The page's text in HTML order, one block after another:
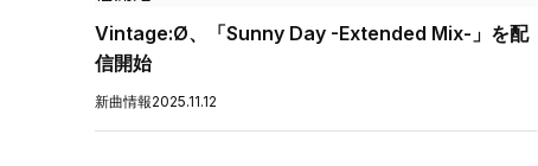
Vintage:Ø、「Sunny Day -Extended Mix-」を配
信開始
新曲情報2025.11.12